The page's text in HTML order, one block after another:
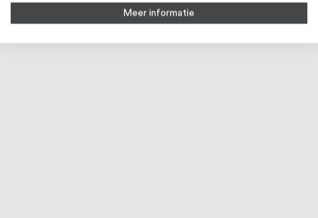
Meer informatie